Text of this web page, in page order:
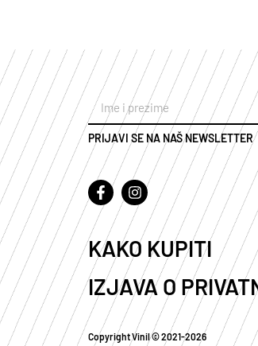
PRIJAVI SE NA NAŠ NEWSLETTER
KAKO KUPITI
IZJAVA O
Copyright Vinil © 2021-2026